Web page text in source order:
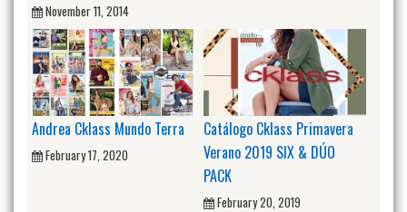
November 11, 2014
Andrea Cklass Mundo Terra
February 17, 2020
Catálogo Cklass Primavera
Verano 2019 SIX & DÚO
PACK
February 20, 2019